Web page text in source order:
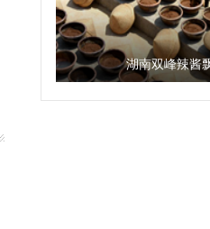
湖南双峰辣酱